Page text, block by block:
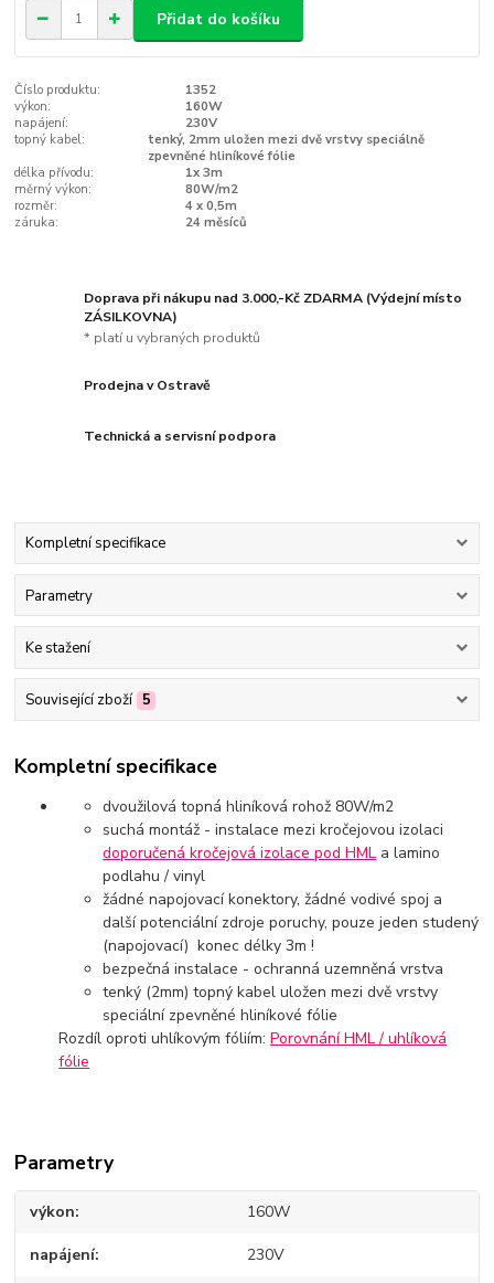
Přidat do košíku
Číslo produktu:
1352
výkon:
160W
napájení:
230V
topný kabel:
tenký, 2mm uložen mezi dvě vrstvy speciálně
zpevněné hliníkové fólie
délka přívodu:
1x 3m
měrný výkon:
80W/m2
rozměr:
4 x 0,5m
záruka:
24 měsíců
Doprava při nákupu nad 3.000,-Kč ZDARMA (Výdejní místo
ZÁSILKOVNA)
* platí u vybraných produktů
Prodejna v Ostravě
Technická a servisní podpora
Kompletní specifikace
Parametry
Ke stažení
Související zboží 5
Kompletní specifikace
dvoužilová topná hliníková rohož 80W/m2
suchá montáž - instalace mezi kročejovou izolaci
doporučená kročejová izolace pod HML a lamino
podlahu / vinyl
žádné napojovací konektory, žádné vodivé spoj a
další potenciální zdroje poruchy, pouze jeden studený
(napojovací) konec délky 3m !
bezpečná instalace - ochranná uzemněná vrstva
tenký (2mm) topný kabel uložen mezi dvě vrstvy
speciální zpevněné hliníkové fólie
Rozdíl oproti uhlíkovým fóliím:Porovnání HML / uhlíková
fólie
Parametry
výkon 160W
napájení 230V